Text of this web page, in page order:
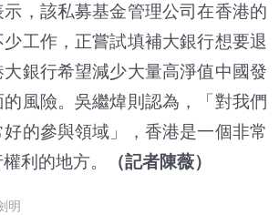
，該私募基金管理公司在香港的
工作，正嘗試填補大銀行想要退
銀行希望減少大量高淨值中國發
風險。吳繼煒則認為，「對我們
的參與領域」，香港是一個非常
利的地方。
（記者陳薇）
明